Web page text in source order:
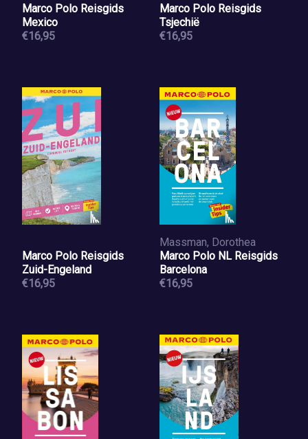
Marco Polo Reisgids
Mexico
€16,95
Marco Polo Reisgids
Tsjechië
€16,95
Marco Polo Reisgids
Zuid-Engeland
€16,95
Massman, Dorothea
Marco Polo NL Reisgids
Barcelona
€16,95